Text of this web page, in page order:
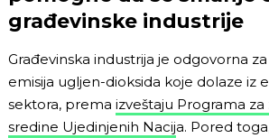
građevinske industrije
Građevinska industrija je odgovorna
emisija ugljen-dioksida koje dolaze iz
sektora, prema izveštaju Programa
sredine Ujedinjenih Nacija. Pored